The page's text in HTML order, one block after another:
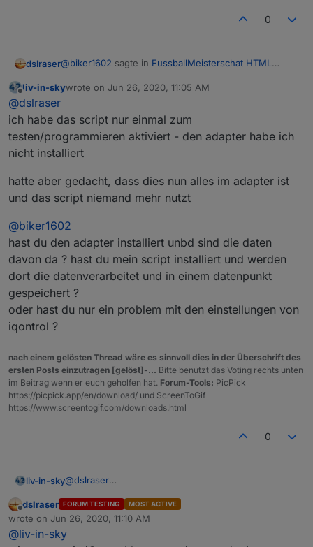
Ansicht auf dem Handy in hochkant passt noch
Kannst du mal bitte etwas genauer beschreiben
wie du das gemacht hast?
0
dslraser@biker1602 sagte in FussballMeisterschat HTML
wie du das gemacht hast?
Ich habe den Adapter heruntergeladen und auch
die Daten für die Datenban 1 und 2 Bundesliga
eingetragen. Wenn ich aber unter iQontrol eine
nehmen? Mit Wert habe ich es versucht aber da
kann man nichts mit anfangen. Ich stehe da
komplett auf dem Schlauch. Kann mir bitte
Aktuell habe ich es nicht mehr installiert. (Und auch
das Script gelöscht). Aber im ersten Beitrag im Spoiler
ist ja das Script. Dort im Script ist eigentlich auch alles
Das html File in den iQontrol Ordner schreiben zu
lassen ist eigentlich nicht mehr nötig.
Es würde ein eigener Datenpunkt, wo dann die html
schon.
Vielleicht kann Dir@liv-in-skyhelfen, da es ja auch
seine Tabelle/Script ist.
Offline
liv-in-skywrote on Jun 26, 2020, 11:05 AM
last edited by
@dslraser
ich habe das script nur einmal zum
testen/programmieren aktiviert - den adapter habe ich
nicht installiert
hatte aber gedacht, dass dies nun alles im adapter ist
und das script niemand mehr nutzt
@biker1602
hast du den adapter installiert unbd sind die daten
davon da ? hast du mein script installiert und werden
dort die datenverarbeitet und in einem datenpunkt
gespeichert ?
oder hast du nur ein problem mit den einstellungen von
iqontrol ?
nach einem gelösten Thread wäre es sinnvoll dies in der Überschrift des
ersten Posts einzutragen [gelöst]-... Bitte benutzt das Voting rechts unten
im Beitrag wenn er euch geholfen hat. Forum-Tools: PicPick
https://picpick.app/en/download/ und ScreenToGif
https://www.screentogif.com/downloads.html
0
liv-in-sky@dslraser
testen/programmieren aktiviert - den adapter habe
ich nicht installiert
hatte aber gedacht, dass dies nun alles im adapter ist
und das script niemand mehr nutzt
@
Offline
dslraser FORUM TESTING MOST ACTIVE
wrote on Jun 26, 2020, 11:10 AM
last edited by
@liv-in-sky